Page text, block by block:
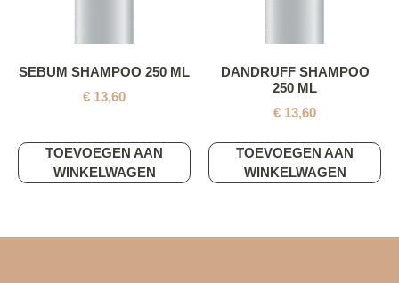
SEBUM SHAMPOO 250 ML
€ 13,60
TOEVOEGEN AAN
WINKELWAGEN
DANDRUFF SHAMPOO
250 ML
€ 13,60
TOEVOEGEN AAN
WINKELWAGEN